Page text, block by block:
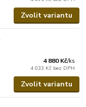
Zvolit variantu
4 880 Kč/ks
4 033 Kč bez DPH
Zvolit variantu